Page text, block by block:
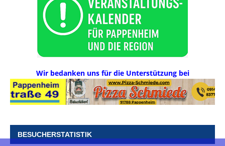
Wir bedanken uns für die Unterstützung bei
BESUCHERSTATISTIK